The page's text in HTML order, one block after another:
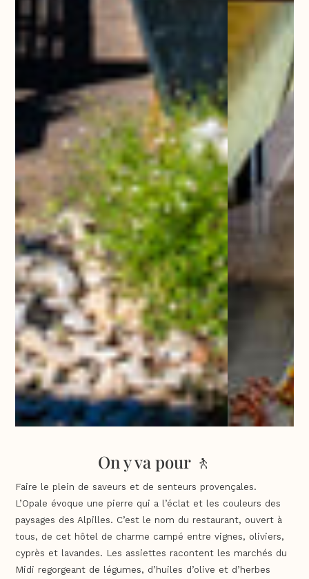
On y va pour 🚶
Faire le plein de saveurs et de senteurs provençales.
L’Opale évoque une pierre qui a l’éclat et les couleurs des
paysages des Alpilles. C’est le nom du restaurant, ouvert à
tous, de cet hôtel de charme campé entre vignes, oliviers,
cyprès et lavandes. Les assiettes racontent les marchés du
Midi regorgeant de légumes, d’huiles d’olive et d’herbes